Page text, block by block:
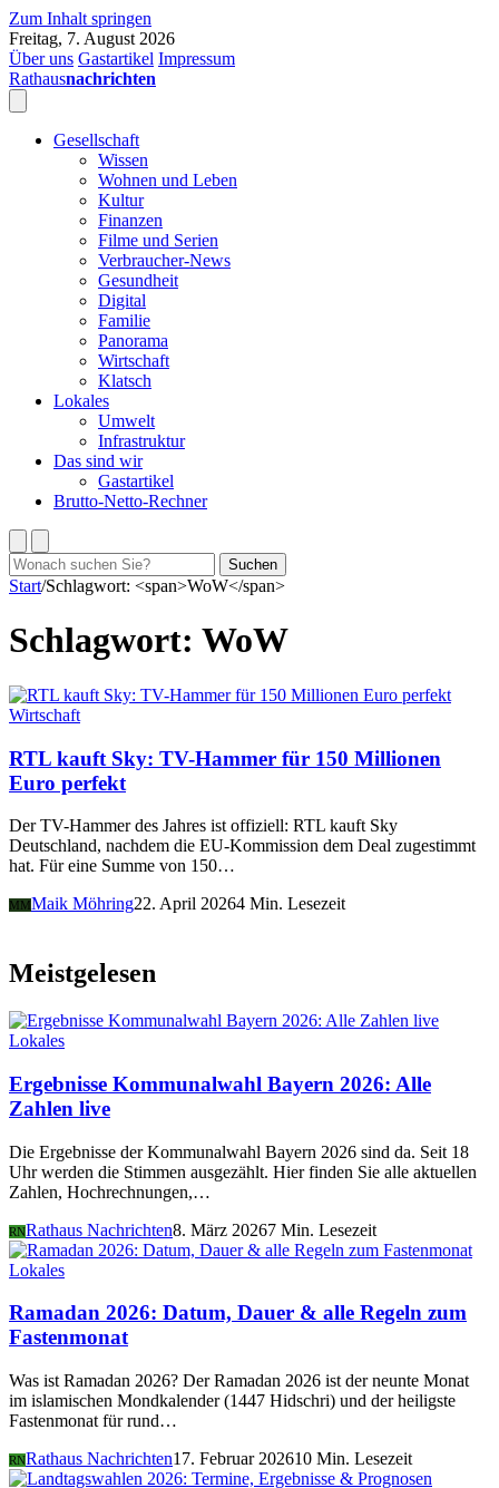
Zum Inhalt springen
Freitag, 7. August 2026
Über uns Gastartikel Impressum
Rathausnachrichten
Gesellschaft
Wissen
Wohnen und Leben
Kultur
Finanzen
Filme und Serien
Verbraucher-News
Gesundheit
Digital
Familie
Panorama
Wirtschaft
Klatsch
Lokales
Umwelt
Infrastruktur
Das sind wir
Gastartikel
Brutto-Netto-Rechner
Suchen
nach:
Suchen
Start/Schlagwort: <span>WoW</span>
Schlagwort: WoW
Wirtschaft
RTL kauft Sky: TV-Hammer für 150 Millionen
Euro perfekt
Der TV-Hammer des Jahres ist offiziell: RTL kauft Sky
Deutschland, nachdem die EU-Kommission dem Deal zugestimmt
hat. Für eine Summe von 150…
MM Maik Möhring22. April 20264 Min. Lesezeit
Meistgelesen
Lokales
Ergebnisse Kommunalwahl Bayern 2026: Alle
Zahlen live
Die Ergebnisse der Kommunalwahl Bayern 2026 sind da. Seit 18
Uhr werden die Stimmen ausgezählt. Hier finden Sie alle aktuellen
Zahlen, Hochrechnungen,…
RNRathaus Nachrichten8. März 20267 Min. Lesezeit
Lokales
Ramadan 2026: Datum, Dauer & alle Regeln zum
Fastenmonat
Was ist Ramadan 2026? Der Ramadan 2026 ist der neunte Monat
im islamischen Mondkalender (1447 Hidschri) und der heiligste
Fastenmonat für rund…
RNRathaus Nachrichten17. Februar 202610 Min. Lesezeit